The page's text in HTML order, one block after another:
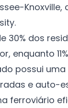
Knoxville,
30% dos
enquanto
possui uma
e auto-
ferroviário